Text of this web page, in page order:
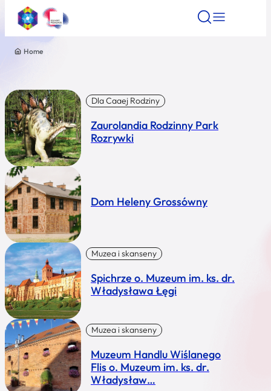
Nazwa atrakcji
Miasto
Kategoria
Home
Dla Caaej Rodziny
Zaurolandia Rodzinny Park
Rozrywki
Dom Heleny Grossówny
Muzea i skanseny
Spichrze o. Muzeum im. ks. dr.
Władysława Łęgi
Muzea i skanseny
Muzeum Handlu Wiślanego
Flis o. Muzeum im. ks. dr.
Władysław…